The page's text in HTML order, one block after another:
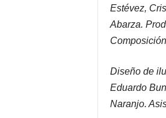
Estévez,
Abarza.
Diseño de
Eduardo
Naranjo.